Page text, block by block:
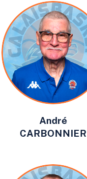
André
CARBONNIER